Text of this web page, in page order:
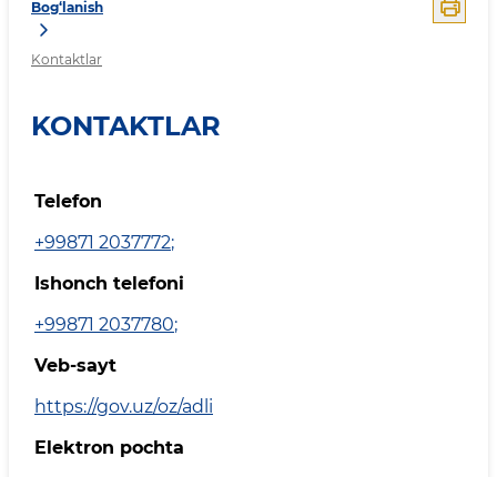
Bog‘lanish
Kontaktlar
KONTAKTLAR
Telefon
+99871 2037772;
Ishonch telefoni
+99871 2037780;
Veb-sayt
https://gov.uz/oz/adli
Elektron pochta